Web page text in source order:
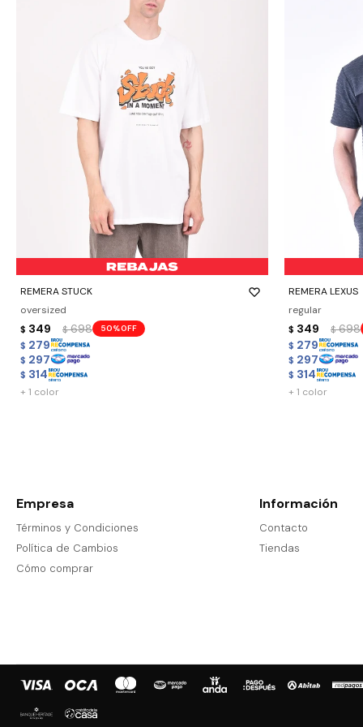
REMERA STUCK
oversized
$ 349 $ 698 50
$ 279
$ 297
$ 314
- +
+ 1 color
REMERA LEXUS
regular
$ 349 $ 698
$ 279
$ 297
$ 314
- +
+ 1 color
Empresa
Términos y Condiciones
Política de Cambios
Cómo comprar
Información
Contacto
Tiendas